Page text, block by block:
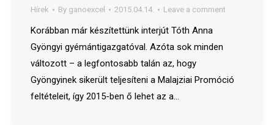
Hírek By ganoexcel 2015.04.14. Leave a comment
Korábban már készítettünk interjút Tóth Anna
Gyöngyi gyémántigazgatóval. Azóta sok minden
változott – a legfontosabb talán az, hogy
Gyöngyinek sikerült teljesíteni a Malajziai Promóció
feltételeit, így 2015-ben ő lehet az a…